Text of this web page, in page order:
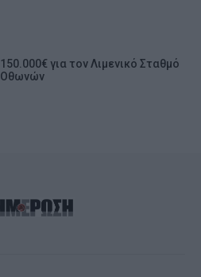
150.000€ για τον Λιμενικό Σταθμό
Οθωνών